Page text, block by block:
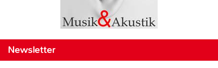
Newsletter